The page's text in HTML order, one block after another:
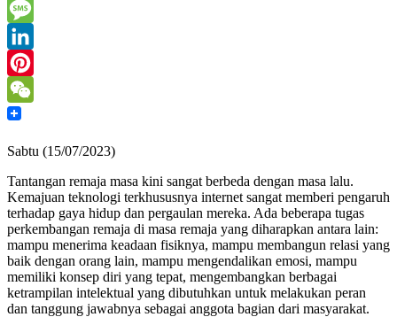
Mail
Print
Message
LinkedIn
Pinterest
WeChat
Sabtu (15/07/2023)
Tantangan remaja masa kini sangat berbeda dengan masa lalu.
Kemajuan teknologi terkhususnya internet sangat memberi pengaruh
terhadap gaya hidup dan pergaulan mereka. Ada beberapa tugas
perkembangan remaja di masa remaja yang diharapkan antara lain:
mampu menerima keadaan fisiknya, mampu membangun relasi yang
baik dengan orang lain, mampu mengendalikan emosi, mampu
memiliki konsep diri yang tepat, mengembangkan berbagai
ketrampilan intelektual yang dibutuhkan untuk melakukan peran
dan tanggung jawabnya sebagai anggota bagian dari masyarakat.